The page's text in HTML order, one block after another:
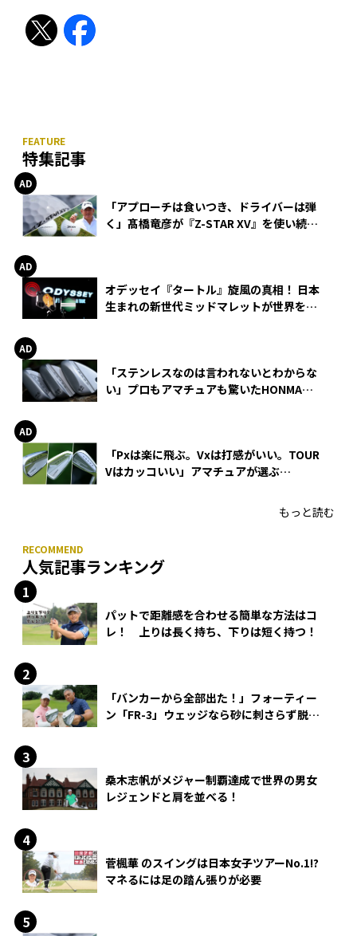
特集記事
「アプローチは食いつき、ドライバーは弾
く」髙橋竜彦が『Z-STAR XV』を使い続け
オデッセイ『タートル』旋風の真相！ 日本
生まれの新世代ミッドマレットが世界を席
「ステンレスなのは言われないとわからな
い」プロもアマチュアも驚いたHONMA
「Pxは楽に飛ぶ。Vxは打感がいい。TOUR
Vはカッコいい」アマチュアが選ぶ
もっと読む
人気記事ランキング
パットで距離感を合わせる簡単な方法はコ
レ！ 上りは長く持ち、下りは短く持つ！
「バンカーから全部出た！」フォーティー
ン「FR-3」ウェッジなら砂に刺さらず脱出
桑木志帆がメジャー制覇達成で世界の男女
レジェンドと肩を並べる！
菅楓華 のスイングは日本女子ツアーNo.1!?
マネるには足の踏ん張りが必要